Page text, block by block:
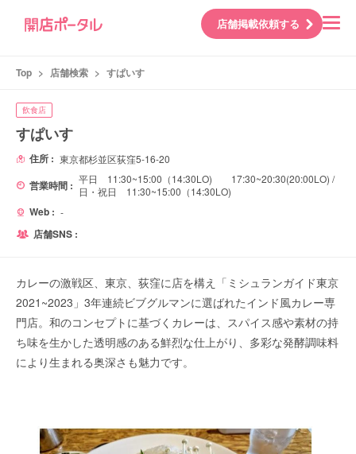
店舗掲載依頼する
Top > 店舗検索 > すぱいす
飲食店
すぱいす
住所 : 東京都杉並区荻窪5-16-20
営業時間 : 平日 11:30~15:00（14:30LO) 17:30~20:30(20:00LO) /
日・祝日 11:30~15:00（14:30LO)
Web : -
店舗SNS :
カレーの激戦区、東京、荻窪に店を構え「ミシュランガイド東京
2021~2023」3年連続ビブグルマンに選ばれたインド風カレー専
門店。和のコンセプトに基づくカレーは、スパイス感や素材の持
ち味を生かした透明感のある鮮烈な仕上がり、多彩な発酵調味料
により生まれる奥深さも魅力です。